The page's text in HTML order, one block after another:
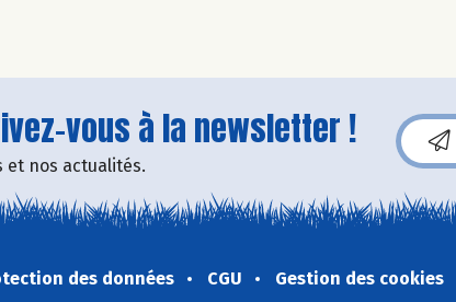
vous à la newsletter !
et nos actualités.
des données CGU Gestion des cookies